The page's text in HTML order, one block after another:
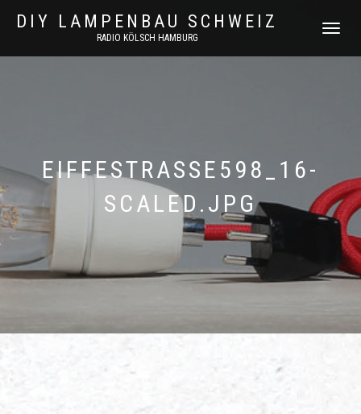
DIY LAMPENBAU SCHWEIZ
RADIO KÖLSCH HAMBURG
EIFFESTRASSE598_16-
SCALED.JPG